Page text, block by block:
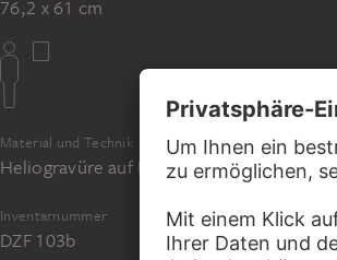
76,2 x 61 cm
Material und Technik
Heliogravüre auf Büttenpapier
Inventarnummer
DZF 103b